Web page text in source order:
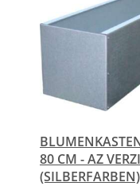
80 CM - AZ
(SILBERFARBEN)